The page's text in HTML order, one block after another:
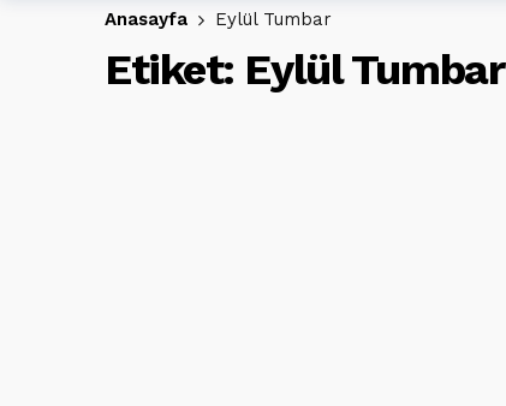
Anasayfa Eylül Tumbar
Etiket: Eylül Tumbar